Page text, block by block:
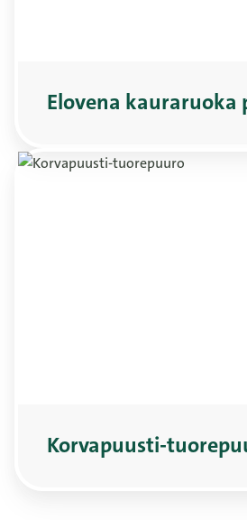
Elovena kauraruoka
Korvapuusti-